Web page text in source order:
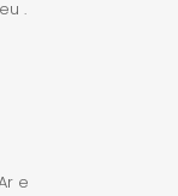
.
e